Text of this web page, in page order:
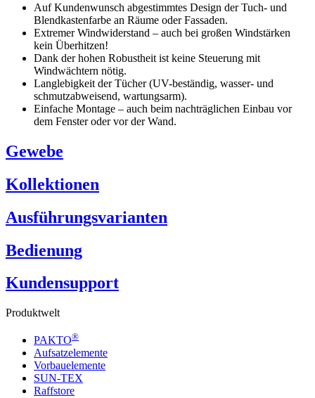
Auf Kundenwunsch abgestimmtes Design der Tuch- und
Blendkastenfarbe an Räume oder Fassaden. ​
Extremer Windwiderstand – auch bei großen Windstärken
kein Überhitzen!
Dank der hohen Robustheit ist keine Steuerung mit
Windwächtern nötig.
Langlebigkeit der Tücher (UV-beständig, wasser- und
schmutzabweisend, wartungsarm). ​
Einfache Montage – auch beim nachträglichen Einbau vor
dem Fenster oder vor der Wand.
Gewebe
Kollektionen
Ausführungsvarianten
Bedienung
Kundensupport
Produktwelt
PAKTO®
Aufsatzelemente
Vorbauelemente
SUN-TEX
Raffstore